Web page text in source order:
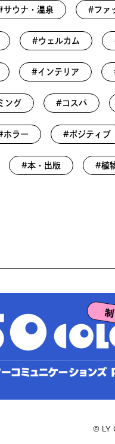
サウナ・温泉 #ファ
#ウェルカム
#インテリア
ング #コスパ
ホラー #ポジティブ
#本・出版 #植
© LY